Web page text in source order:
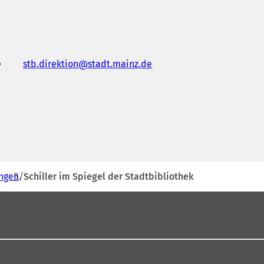
stb.direktion stadt.mainz de
Schiller im Spiegel der Stadtbibliothek